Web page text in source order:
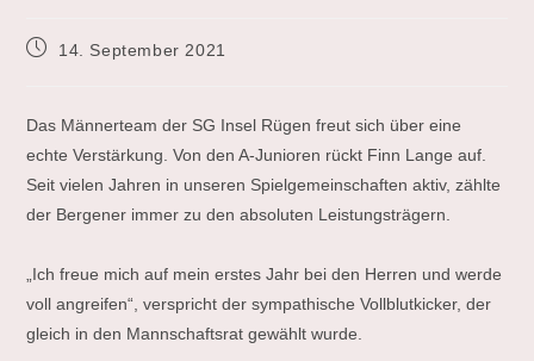
Beitrag14. September 2021
Das Männerteam der SG Insel Rügen freut sich über eine
echte Verstärkung. Von den A-Junioren rückt Finn Lange auf.
Seit vielen Jahren in unseren Spielgemeinschaften aktiv, zählte
der Bergener immer zu den absoluten Leistungsträgern.
„Ich freue mich auf mein erstes Jahr bei den Herren und werde
voll angreifen“, verspricht der sympathische Vollblutkicker, der
gleich in den Mannschaftsrat gewählt wurde.